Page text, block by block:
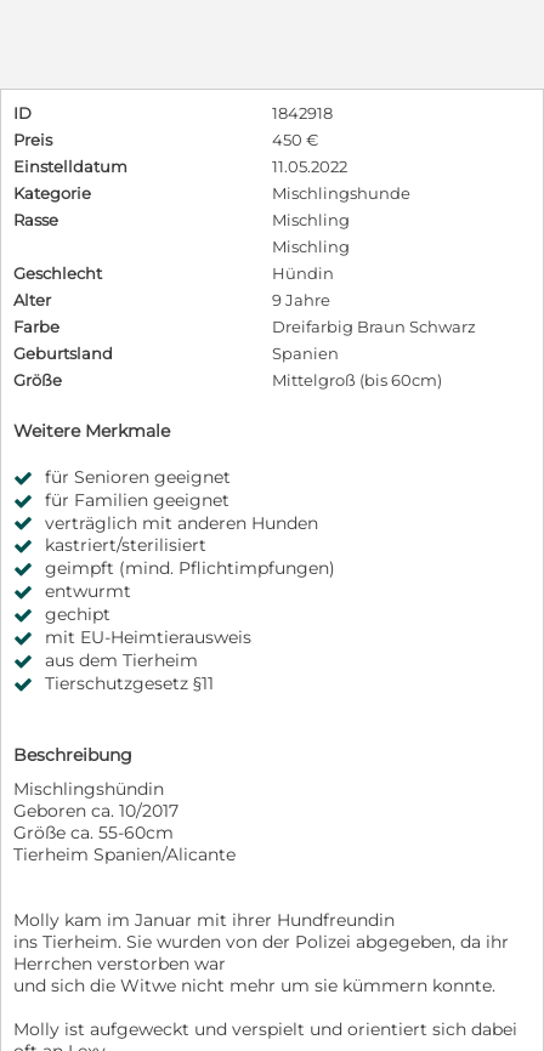
ID
1842918
Preis
450 €
Einstelldatum
11.05.2022
Kategorie
Mischlingshunde
Rasse
Mischling
Mischling
Geschlecht
Hündin
Alter
9 Jahre
Farbe
Dreifarbig Braun Schwarz
Geburtsland
Spanien
Größe
Mittelgroß (bis 60cm)
Weitere Merkmale
für Senioren geeignet
für Familien geeignet
verträglich mit anderen Hunden
kastriert/sterilisiert
geimpft (mind. Pflichtimpfungen)
entwurmt
gechipt
mit EU-Heimtierausweis
aus dem Tierheim
Tierschutzgesetz §11
Beschreibung
Mischlingshündin
Geboren ca. 10/2017
Größe ca. 55-60cm
Tierheim Spanien/Alicante
Molly kam im Januar mit ihrer Hundfreundin
ins Tierheim. Sie wurden von der Polizei abgegeben, da ihr
Herrchen verstorben war
und sich die Witwe nicht mehr um sie kümmern konnte.
Molly ist aufgeweckt und verspielt und orientiert sich dabei